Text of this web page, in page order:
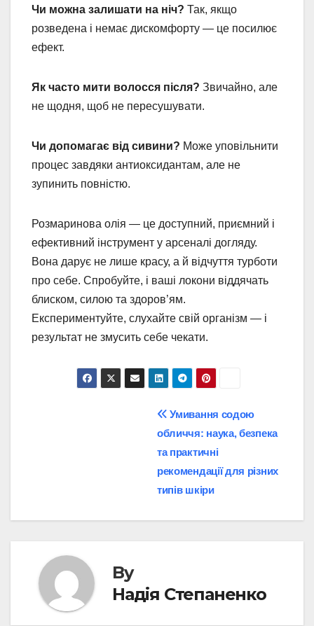
Чи можна залишати на ніч? Так, якщо
розведена і немає дискомфорту — це посилює
ефект.
Як часто мити волосся після? Звичайно, але
не щодня, щоб не пересушувати.
Чи допомагає від сивини? Може уповільнити
процес завдяки антиоксидантам, але не
зупинить повністю.
Розмаринова олія — це доступний, приємний і
ефективний інструмент у арсеналі догляду.
Вона дарує не лише красу, а й відчуття турботи
про себе. Спробуйте, і ваші локони віддячать
блиском, силою та здоров’ям.
Експериментуйте, слухайте свій організм — і
результат не змусить себе чекати.
Умивання содою
обличчя: наука, безпека
та практичні
рекомендації для різних
типів шкіри
By
Надія Степаненко